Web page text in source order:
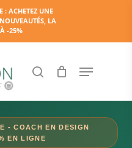
: ACHETEZ UNE
LA
-25%
search Menu
- COACH EN DESIGN
EN LIGNE